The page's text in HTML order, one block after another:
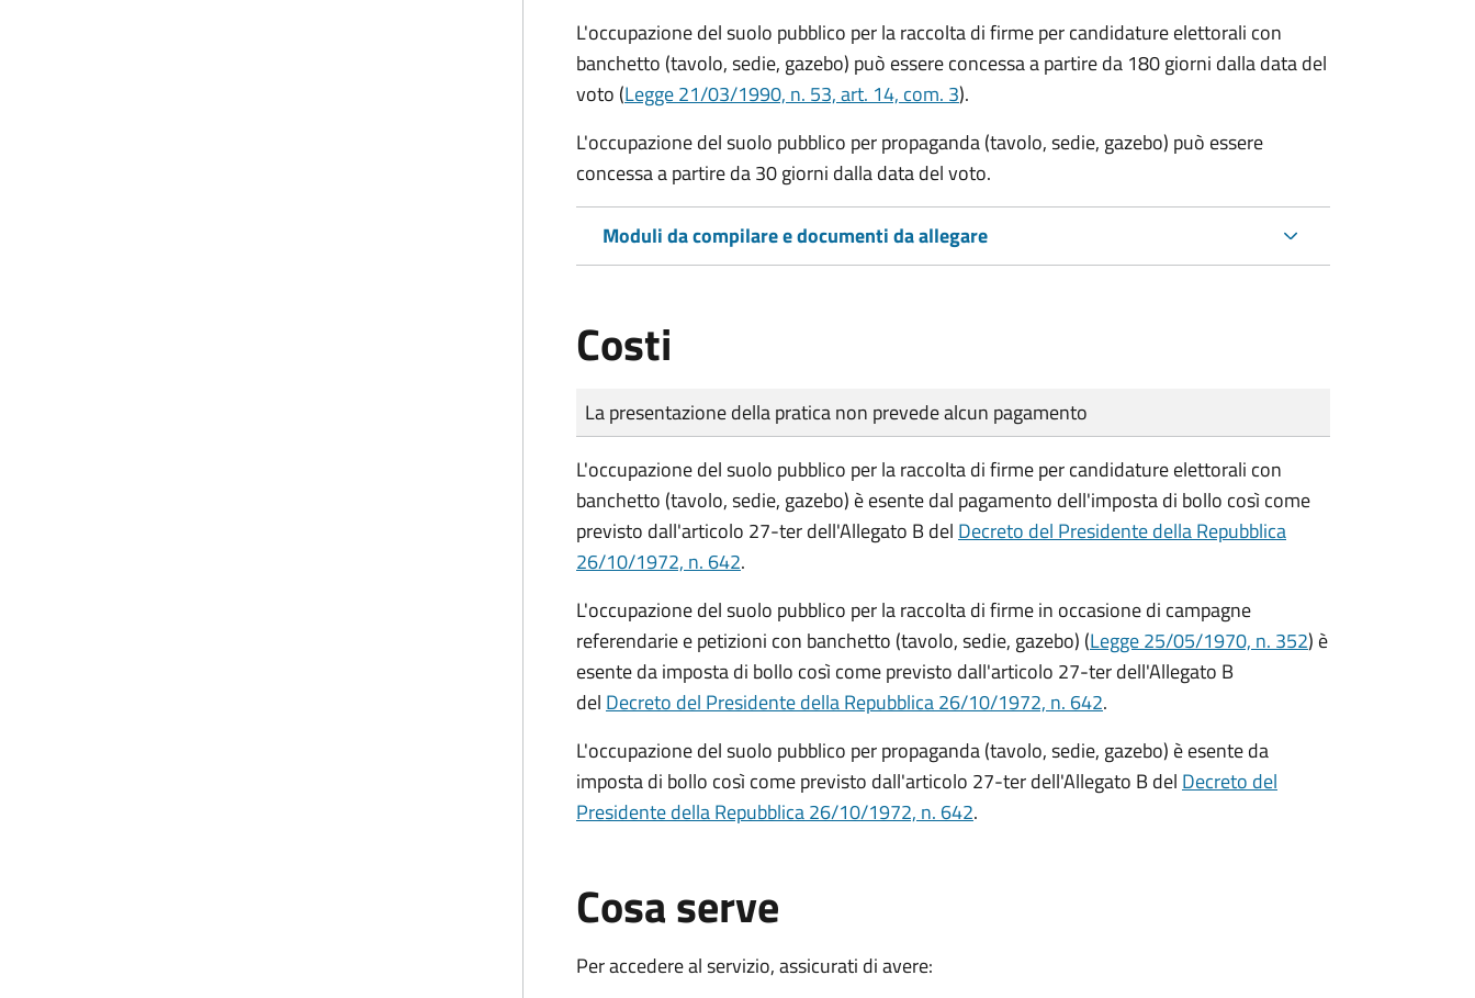
L'occupazione del suolo pubblico per la raccolta di firme per candidature elettorali con
banchetto (tavolo, sedie, gazebo) può essere concessa a partire da 180 giorni dalla data del
voto (Legge 21/03/1990, n. 53, art. 14, com. 3).
L'occupazione del suolo pubblico per propaganda (tavolo, sedie, gazebo) può essere
concessa a partire da 30 giorni dalla data del voto.
Moduli da compilare e documenti da allegare
Costi
Tipo di pagamento
Importo
La presentazione della pratica non prevede alcun pagamento
L'occupazione del suolo pubblico per la raccolta di firme per candidature elettorali con
banchetto (tavolo, sedie, gazebo) è esente dal pagamento dell'imposta di bollo così come
previsto dall'articolo 27-ter dell'Allegato B del Decreto del Presidente della Repubblica
26/10/1972, n. 642.
L'occupazione del suolo pubblico per la raccolta di firme in occasione di campagne
referendarie e petizioni con banchetto (tavolo, sedie, gazebo) (Legge 25/05/1970, n. 352) è
esente da imposta di bollo così come previsto dall'articolo 27-ter dell'Allegato B
del Decreto del Presidente della Repubblica 26/10/1972, n. 642.
L'occupazione del suolo pubblico per propaganda (tavolo, sedie, gazebo) è esente da
imposta di bollo così come previsto dall'articolo 27-ter dell'Allegato B del Decreto del
Presidente della Repubblica 26/10/1972, n. 642.
Cosa serve
Per accedere al servizio, assicurati di avere: